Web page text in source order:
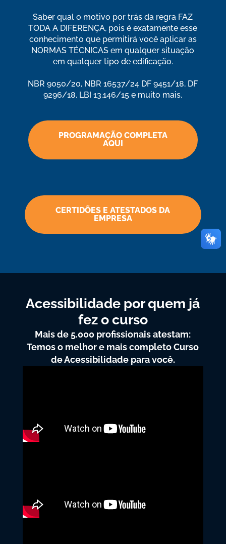
Saber qual o motivo por trás da regra FAZ
TODA A DIFERENÇA, pois é exatamente esse
conhecimento que permitirá você aplicar as
NORMAS TÉCNICAS em qualquer situação
em qualquer tipo de edificação.
NBR 9050/20, NBR 16537/24 DF 9451/18, DF
9296/18, LBI 13.146/15 e muito mais.
PROGRAMAÇÃO COMPLETA
AQUI
CERTIDÕES E ATESTADOS DA
EMPRESA
Acessibilidade por quem já
fez o curso
Mais de 5.000 profissionais atestam:
Temos o melhor e mais completo Curso
de Acessibilidade para você.